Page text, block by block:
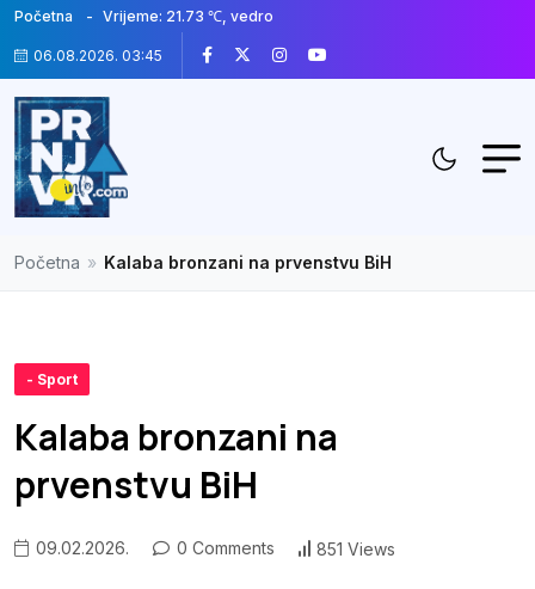
Početna Vrijeme: 21.73 ℃, vedro
06.08.2026. 03:45
Početna » Kalaba bronzani na prvenstvu BiH
- Sport
Kalaba bronzani na
prvenstvu BiH
09.02.2026. 0 Comments 851 Views